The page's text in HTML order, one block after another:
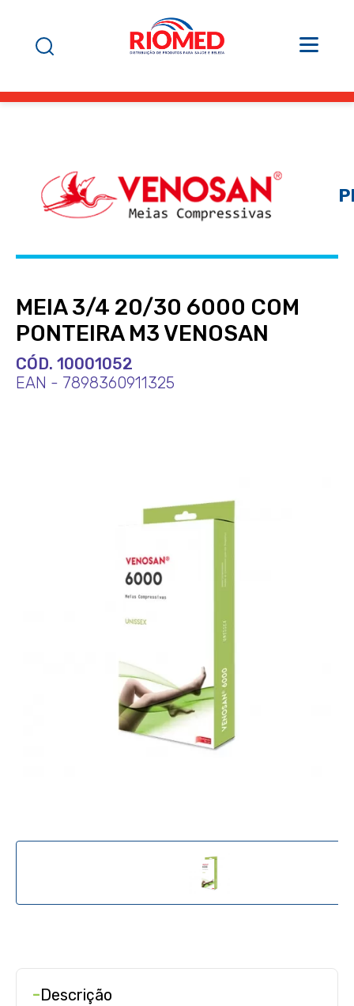
MEIA 3/4 20/30 6000 COM
PONTEIRA M3 VENOSAN
CÓD. 10001052
EAN - 7898360911325
-Descrição